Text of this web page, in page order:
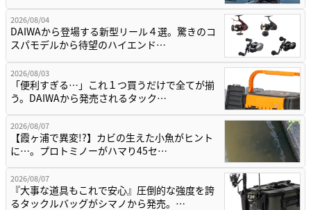
2026/08/04
DAIWAから登場する新型リール４選。驚きのコ
スパモデルから待望のハイエンド…
2026/08/03
「便利すぎる…」これ１つ買うだけで全てが揃
う。DAIWAから発売されるタック…
2026/08/07
【霞ヶ浦で異変!?】カビの生えた小魚がヒント
に…。プロトミノーがハマり45セ…
2026/08/07
『大事な道具もこれで安心』圧倒的な強度を誇
るタックルバッグがシマノから発売。…